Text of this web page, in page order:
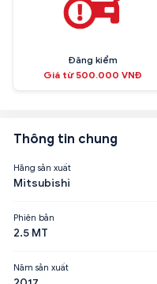
Đăng kiểm
Giá từ 500.000 VNĐ
Thông tin chung
Hãng sản xuất
Mitsubishi
Phiên bản
2.5 MT
Năm sản xuất